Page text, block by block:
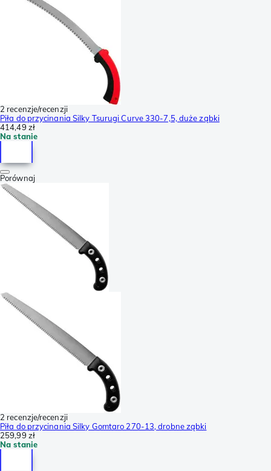
2 recenzje/recenzji
Piła do przycinania Silky Tsurugi Curve 330-7,5, duże ząbki
414,49 zł
Na stanie
Porównaj
2 recenzje/recenzji
Piła do przycinania Silky Gomtaro 270-13, drobne ząbki
259,99 zł
Na stanie